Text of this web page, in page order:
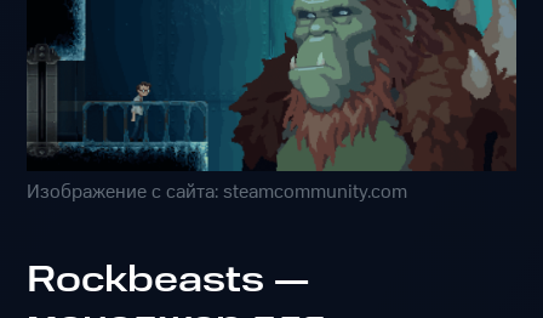
Изображение с сайта: steamcommunity.com
Rockbeasts —